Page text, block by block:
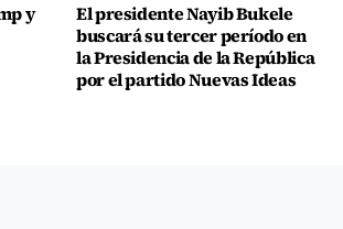
y
El presidente Nayib Bukele
buscará su tercer período en
la Presidencia de la República
por el partido Nuevas Ideas